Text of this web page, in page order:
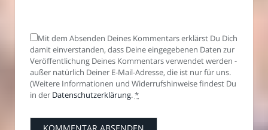
Mit dem Absenden Deines Kommentars erklärst Du Dich
damit einverstanden, dass Deine eingegebenen Daten zur
Veröffentlichung Deines Kommentars verwendet werden -
außer natürlich Deiner E-Mail-Adresse, die ist nur für uns.
(Weitere Informationen und Widerrufshinweise findest Du
in der Datenschutzerklärung.*